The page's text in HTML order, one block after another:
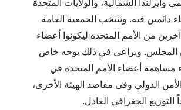
دائمين فيه. وتنتخب الجمعية العامة
من الأمم المتحدة ليكونوا أعضاء
المجلس. ويراعى في ذلك بوجه خاص
أعضاء الأمم المتحدة في
الدولي وفي مقاصد الهيئة الأخرى،
التوزيع الجغرافي العادل.